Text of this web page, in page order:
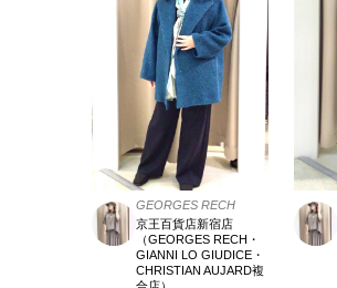
GEORGES RECH
京王百貨店新宿店
（GEORGES RECH・
GIANNI LO GIUDICE・
CHRISTIAN AUJARD複